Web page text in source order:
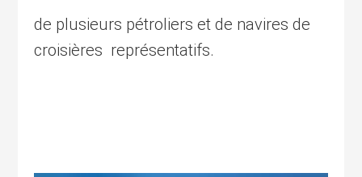
de plusieurs pétroliers et de navires de
croisières représentatifs.